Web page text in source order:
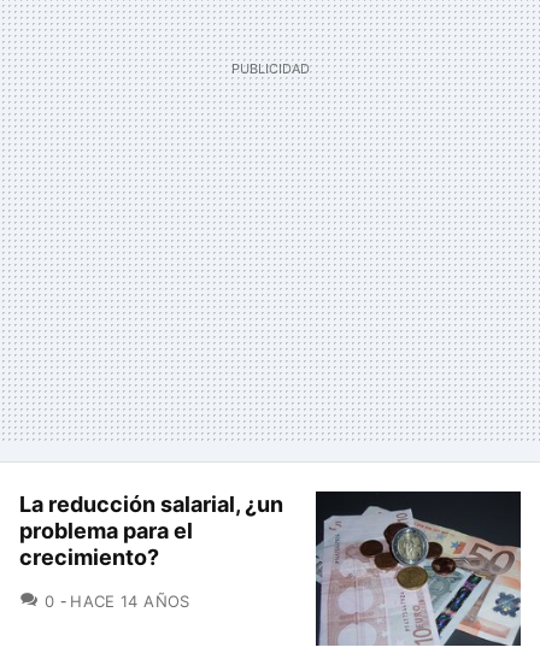
La reducción salarial, ¿un
problema para el
crecimiento?
0 COMENTARIOS
HACE 14 AÑOS